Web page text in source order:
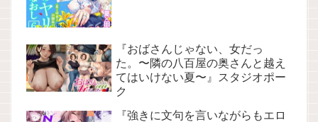
『おばさんじゃない、女だっ
た。〜隣の八百屋の奥さんと越え
てはいけない夏〜』スタジオポー
ク
『強きに文句を言いながらもエロ